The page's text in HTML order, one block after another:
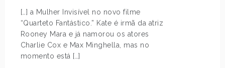
[…] a Mulher Invisível no novo filme
“Quarteto Fantástico.” Kate é irmã da atriz
Rooney Mara e já namorou os atores
Charlie Cox e Max Minghella, mas no
momento está […]